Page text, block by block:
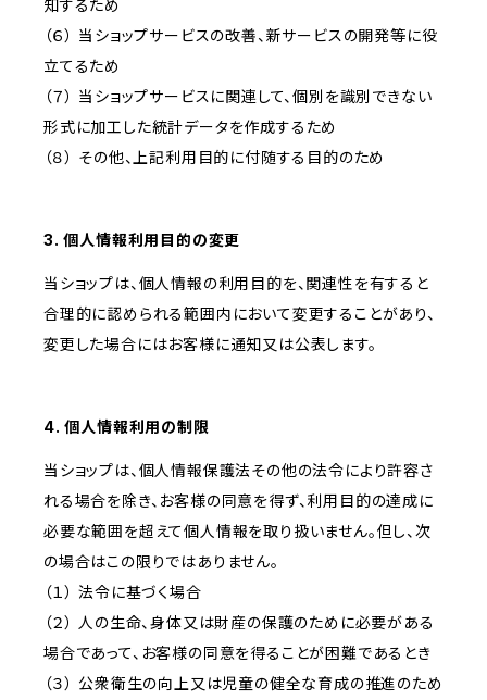
知するため
（６） 当ショップサービスの改善、新サービスの開発等に役
立てるため
（７） 当ショップサービスに関連して、個別を識別できない
形式に加工した統計データを作成するため
（８） その他、上記利用目的に付随する目的のため
3. 個人情報利用目的の変更
当ショップは、個人情報の利用目的を、関連性を有すると
合理的に認められる範囲内において変更することがあり、
変更した場合にはお客様に通知又は公表します。
4. 個人情報利用の制限
当ショップは、個人情報保護法その他の法令により許容さ
れる場合を除き、お客様の同意を得ず、利用目的の達成に
必要な範囲を超えて個人情報を取り扱いません。但し、次
の場合はこの限りではありません。
（１） 法令に基づく場合
（２） 人の生命、身体又は財産の保護のために必要がある
場合であって、お客様の同意を得ることが困難であるとき
（３） 公衆衛生の向上又は児童の健全な育成の推進のため